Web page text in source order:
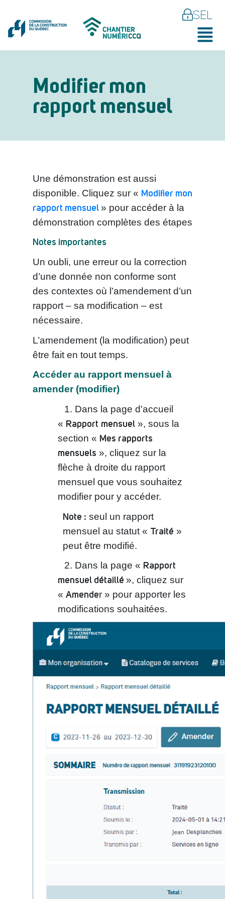
SEL
Modifier mon
rapport mensuel
Une démonstration est aussi
disponible. Cliquez sur « Modifier mon
rapport mensuel » pour accéder à la
démonstration complètes des étapes
Notes importantes
Un oubli, une erreur ou la correction
d’une donnée non conforme sont
des contextes où l’amendement d’un
rapport – sa modification – est
nécessaire.
L’amendement (la modification) peut
être fait en tout temps.
Accéder au rapport mensuel à
amender (modifier)
Dans la page d'accueil
« Rapport mensuel », sous la
section « Mes rapports
mensuels », cliquez sur la
flèche à droite du rapport
mensuel que vous souhaitez
modifier pour y accéder.
Note : seul un rapport
mensuel au statut « Traité »
peut être modifié.
Dans la page « Rapport
mensuel détaillé », cliquez sur
«Amender » pour apporter les
modifications souhaitées.